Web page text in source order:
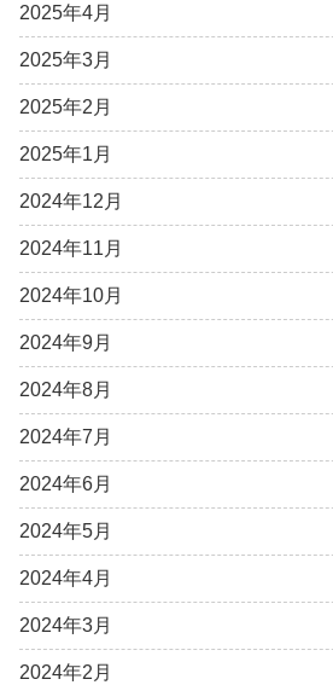
2025年4月
2025年3月
2025年2月
2025年1月
2024年12月
2024年11月
2024年10月
2024年9月
2024年8月
2024年7月
2024年6月
2024年5月
2024年4月
2024年3月
2024年2月